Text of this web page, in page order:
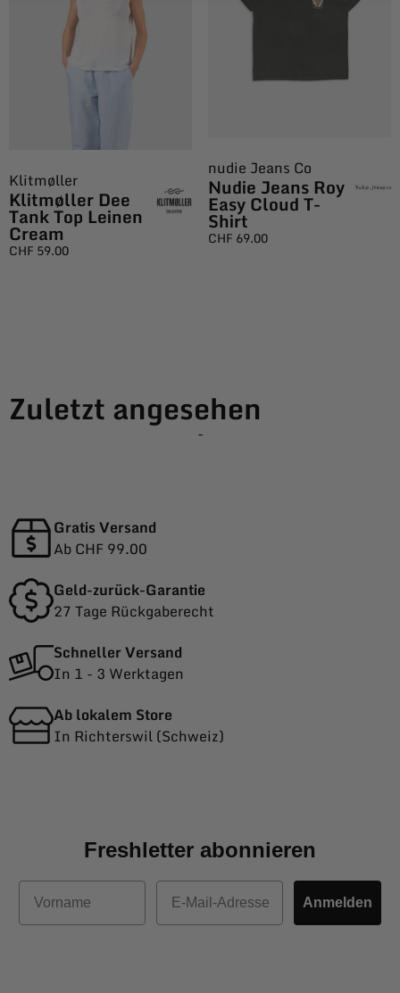
Klitmøller
Klitmøller Dee
Tank Top Leinen
Cream
CHF 59.00
nudie Jeans Co
Nudie Jeans Roy
Easy Cloud T-
Shirt
CHF 69.00
Zuletzt angesehen
-
Gratis Versand
Ab CHF 99.00
Geld-zurück-Garantie
27 Tage Rückgaberecht
Schneller Versand
In 1 - 3 Werktagen
Ab lokalem Store
In Richterswil (Schweiz)
Freshletter abonnieren
Vorname
E-Mail
Anmelden